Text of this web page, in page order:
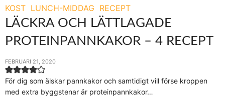
KOST LUNCH-MIDDAG RECEPT
LÄCKRA OCH LÄTTLAGADE
PROTEINPANNKAKOR – 4 RECEPT
FEBRUARI 21, 2020
För dig som älskar pannkakor och samtidigt vill förse kroppen
med extra byggstenar är proteinpannkakor…